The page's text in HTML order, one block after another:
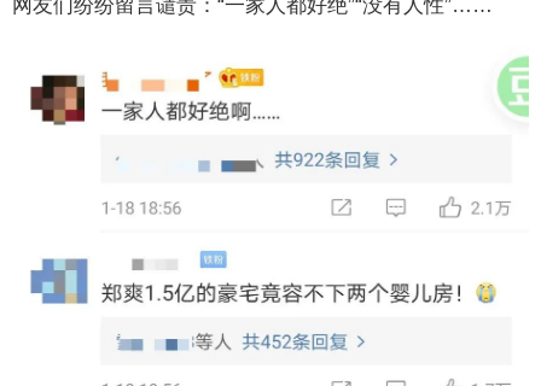
网友们纷纷留言谴责：“一家人都好绝”“没有人性”……